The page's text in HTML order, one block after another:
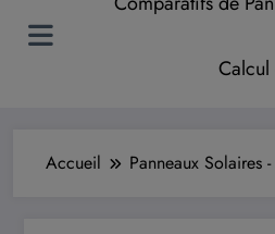
Calcul
Accueil Panneaux Solaires